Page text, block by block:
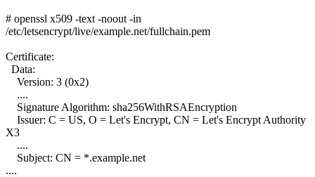
# openssl x509 -text -noout -in
/etc/letsencrypt/live/example.net/fullchain.pem
Certificate:
Data:
Version: 3 (0x2)
....
Signature Algorithm: sha256WithRSAEncryption
Issuer: C = US, O = Let's Encrypt, CN = Let's Encrypt Authority
X3
....
Subject: CN = *.example.net
....